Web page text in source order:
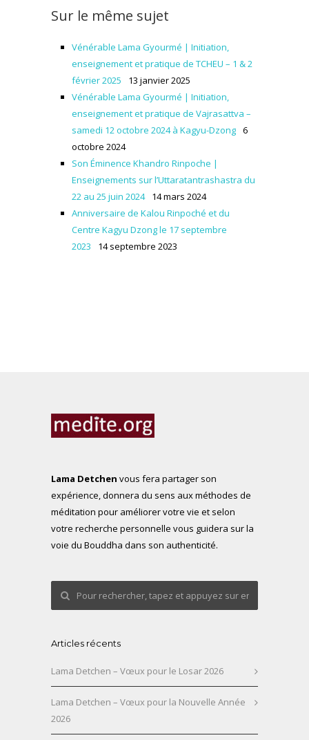
Sur le même sujet
Vénérable Lama Gyourmé | Initiation,
enseignement et pratique de TCHEU – 1 & 2
février 2025
13 janvier 2025
Vénérable Lama Gyourmé | Initiation,
enseignement et pratique de Vajrasattva –
samedi 12 octobre 2024 à Kagyu-Dzong 6
octobre 2024
Son Éminence Khandro Rinpoche |
Enseignements sur l’Uttaratantrashastra du
22 au 25 juin 2024
14 mars 2024
Anniversaire de Kalou Rinpoché et du
Centre Kagyu Dzong le 17 septembre
2023
14 septembre 2023
Lama Detchen vous fera partager son
expérience, donnera du sens aux méthodes de
méditation pour améliorer votre vie et selon
votre recherche personnelle vous guidera sur la
voie du Bouddha dans son authenticité.
Articles récents
Lama Detchen – Vœux pour le Losar 2026
Lama Detchen – Vœux pour la Nouvelle Année
2026